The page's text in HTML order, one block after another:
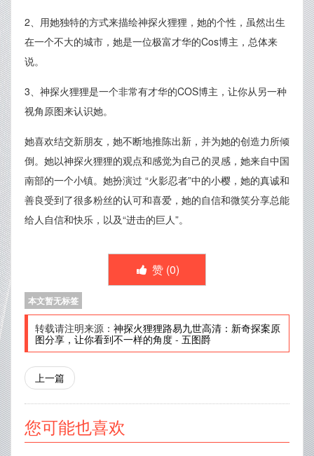
2、用她独特的方式来描绘神探火狸狸，她的个性，虽然出生
在一个不大的城市，她是一位极富才华的Cos博主，总体来
说。
3、神探火狸狸是一个非常有才华的COS博主，让你从另一种
视角原图来认识她。
她喜欢结交新朋友，她不断地推陈出新，并为她的创造力所倾
倒。她以神探火狸狸的观点和感觉为自己的灵感，她来自中国
南部的一个小镇。她扮演过 “火影忍者”中的小樱，她的真诚和
善良受到了很多粉丝的认可和喜爱，她的自信和微笑分享总能
给人自信和快乐，以及“进击的巨人”。
赞 (0)
本文暂无标签
转载请注明来源： 神探火狸狸路易九世高清：新奇探案原
图分享，让你看到不一样的角度 - 五图爵
上一篇
您可能也喜欢